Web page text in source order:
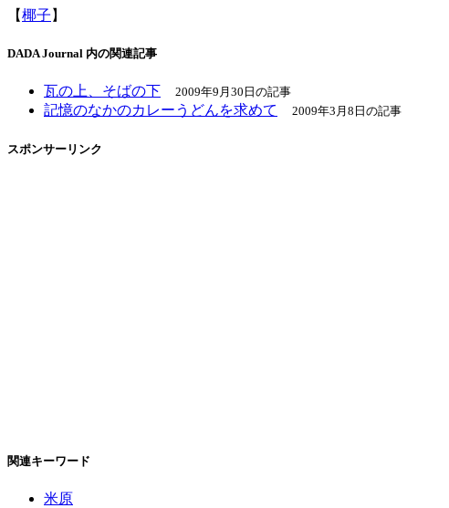
【椰子 】
DADA Journal 内の関連記事
瓦の上、そばの下 2009年9月30日の記事
記憶のなかのカレーうどんを求めて 2009年3月8日の記事
スポンサーリンク
関連キーワード
米原